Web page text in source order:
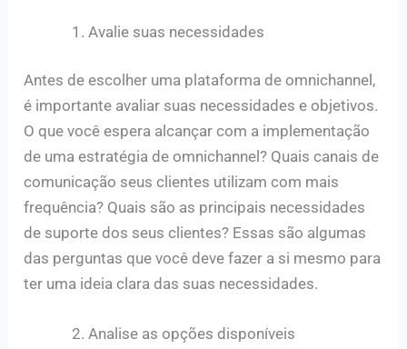
Avalie suas necessidades
Antes de escolher uma plataforma de omnichannel,
é importante avaliar suas necessidades e objetivos.
O que você espera alcançar com a implementação
de uma estratégia de omnichannel? Quais canais de
comunicação seus clientes utilizam com mais
frequência? Quais são as principais necessidades
de suporte dos seus clientes? Essas são algumas
das perguntas que você deve fazer a si mesmo para
ter uma ideia clara das suas necessidades.
Analise as opções disponíveis